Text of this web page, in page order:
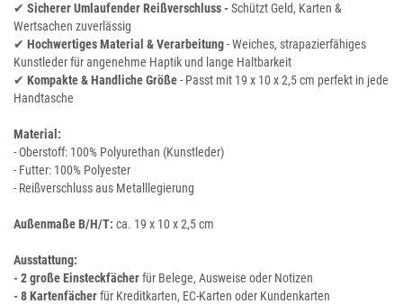
✔ Sicherer Umlaufender Reißverschluss -Schützt Geld, Karten &
Wertsachen zuverlässig
✔ Hochwertiges Material & Verarbeitung- Weiches, strapazierfähiges
Kunstleder für angenehme Haptik und lange Haltbarkeit
✔ Kompakte & Handliche Größe- Passt mit 19 x 10 x 2,5 cm perfekt in jede
Handtasche
Material:
- Oberstoff: 100% Polyurethan (Kunstleder)
- Futter: 100% Polyester
- Reißverschluss aus Metalllegierung
Außenmaße B/H/T: ca. 19 x 10 x 2,5 cm
Ausstattung:
- 2 große Einsteckfächerfür Belege, Ausweise oder Notizen
- 8 Kartenfächerfür Kreditkarten, EC-Karten oder Kundenkarten